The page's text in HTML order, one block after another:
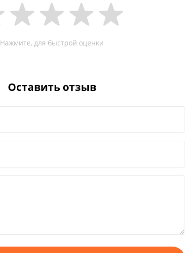
Нажмите, для быстрой оценки
Оставить отзыв